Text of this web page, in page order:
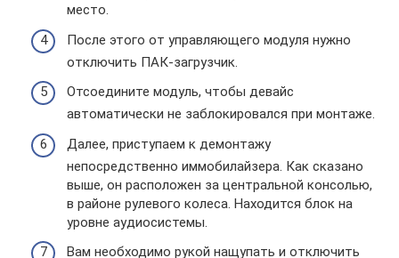
место.
После этого от управляющего модуля нужно
отключить ПАК-загрузчик.
Отсоедините модуль, чтобы девайс
автоматически не заблокировался при монтаже.
Далее, приступаем к демонтажу
непосредственно иммобилайзера. Как сказано
выше, он расположен за центральной консолью,
в районе рулевого колеса. Находится блок на
уровне аудиосистемы.
Вам необходимо рукой нащупать и отключить